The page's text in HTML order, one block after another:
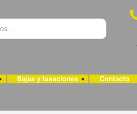
Bajas y tasaciones Contacto